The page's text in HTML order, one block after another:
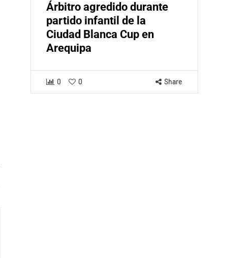
Árbitro agredido durante
partido infantil de la
Ciudad Blanca Cup en
Arequipa
0 0 Share